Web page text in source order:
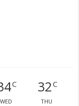
C
WED
32C
THU